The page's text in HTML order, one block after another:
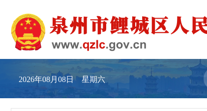
2026年08月08日 星期六